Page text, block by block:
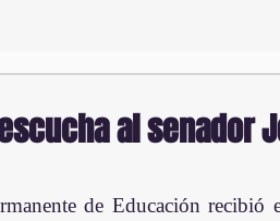
al senador
de Educación recibió